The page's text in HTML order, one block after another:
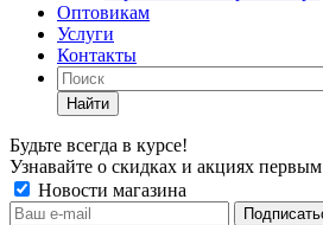
Оптовикам
Услуги
Контакты
Найти
Будьте всегда в курсе!
Узнавайте о скидках и акциях первым
Новости магазина